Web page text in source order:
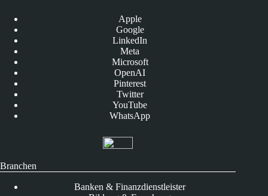
Apple
Google
LinkedIn
Meta
Microsoft
OpenAI
Pinterest
Twitter
YouTube
WhatsApp
Branchen
Banken & Finanzdienstleister